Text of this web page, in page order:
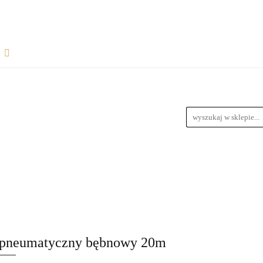
Rozpocznij współpracę
bębnowy 20m